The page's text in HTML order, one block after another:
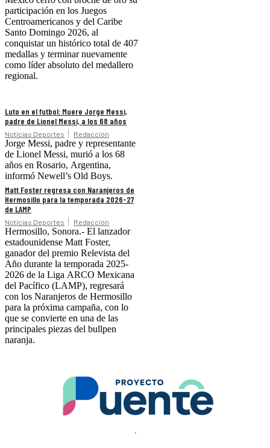
participación en los Juegos
Centroamericanos y del Caribe
Santo Domingo 2026, al
conquistar un histórico total de 407
medallas y terminar nuevamente
como líder absoluto del medallero
regional.
Luto en el futbol: Muere Jorge Messi,
padre de Lionel Messi, a los 68 años
Noticias Deportes Redacción
Jorge Messi, padre y representante
de Lionel Messi, murió a los 68
años en Rosario, Argentina,
informó Newell’s Old Boys.
Matt Foster regresa con Naranjeros de
Hermosillo para la temporada 2026-27
de LAMP
Noticias Deportes Redacción
Hermosillo, Sonora.- El lanzador
estadounidense Matt Foster,
ganador del premio Relevista del
Año durante la temporada 2025-
2026 de la Liga ARCO Mexicana
del Pacífico (LAMP), regresará
con los Naranjeros de Hermosillo
para la próxima campaña, con lo
que se convierte en una de las
principales piezas del bullpen
naranja.
.